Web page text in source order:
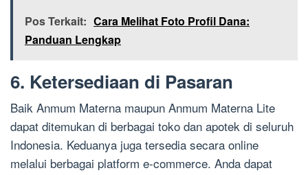
Pos Terkait: Cara Melihat Foto Profil Dana:
Panduan Lengkap
6. Ketersediaan di Pasaran
Baik Anmum Materna maupun Anmum Materna Lite
dapat ditemukan di berbagai toko dan apotek di seluruh
Indonesia. Keduanya juga tersedia secara online
melalui berbagai platform e-commerce. Anda dapat